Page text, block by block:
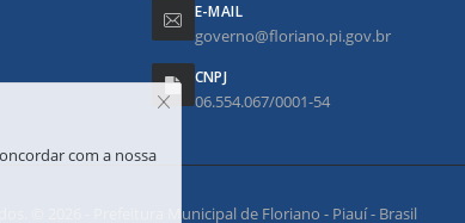
E-MAIL
governo@floriano.pi.gov.br
CNPJ
06.554.067/0001-54
© 2026 - Prefeitura Municipal de Floriano - Piauí - Brasil
com a nossa